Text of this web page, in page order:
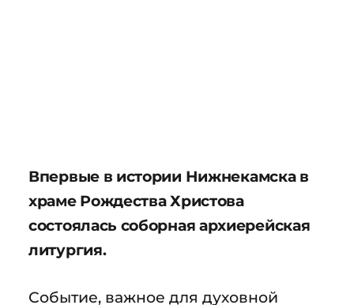
Впервые в истории Нижнекамска в
храме Рождества Христова
состоялась соборная архиерейская
литургия.
Событие, важное для духовной